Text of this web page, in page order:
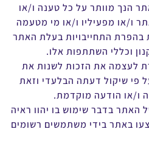
באתר הנך מוותר על כל טענה ו/או
ו/או מפעיליו ו/או מי מטעמה
בהפרת התחייבויות בעלת האתר
וכללי השתתפות אלו.
לעצמה את הזכות לשנות את
פי שיקול דעתה הבלעדי וזאת
ו/או הודעה מוקדמת.
האתר בדבר שימוש בו יהוו ראיה
באתר בידי משתמשים רשומים